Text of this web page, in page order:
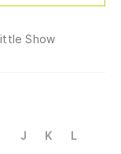
Show
J K
L